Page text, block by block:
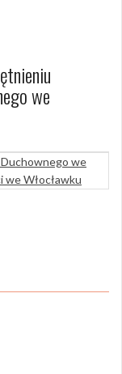
we
Duchownego we
we Włocławku